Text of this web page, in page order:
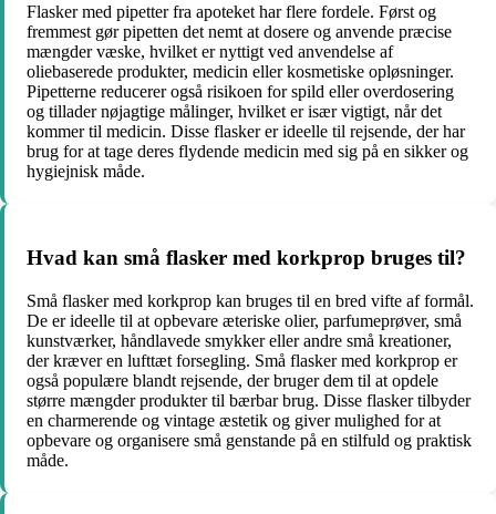
Flasker med pipetter fra apoteket har flere fordele. Først og
fremmest gør pipetten det nemt at dosere og anvende præcise
mængder væske, hvilket er nyttigt ved anvendelse af
oliebaserede produkter, medicin eller kosmetiske opløsninger.
Pipetterne reducerer også risikoen for spild eller overdosering
og tillader nøjagtige målinger, hvilket er især vigtigt, når det
kommer til medicin. Disse flasker er ideelle til rejsende, der har
brug for at tage deres flydende medicin med sig på en sikker og
hygiejnisk måde.
Hvad kan små flasker med korkprop bruges til?
Små flasker med korkprop kan bruges til en bred vifte af formål.
De er ideelle til at opbevare æteriske olier, parfumeprøver, små
kunstværker, håndlavede smykker eller andre små kreationer,
der kræver en lufttæt forsegling. Små flasker med korkprop er
også populære blandt rejsende, der bruger dem til at opdele
større mængder produkter til bærbar brug. Disse flasker tilbyder
en charmerende og vintage æstetik og giver mulighed for at
opbevare og organisere små genstande på en stilfuld og praktisk
måde.